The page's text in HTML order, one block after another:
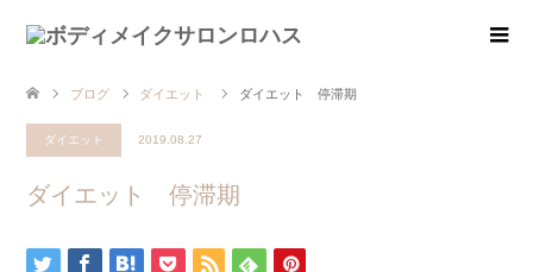
ブログ ダイエット ダイエット 停滞期
ダイエット 2019.08.27
ダイエット 停滞期